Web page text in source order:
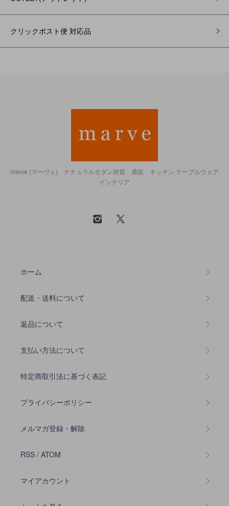
クリックポスト便 対応品
marve (マーヴェ) ナチュラルモダン雑貨 通販 キッチン テーブルウェア
インテリア
ホーム
配送・送料について
返品について
支払い方法について
特定商取引法に基づく表記
プライバシーポリシー
メルマガ登録・解除
RSS / ATOM
マイアカウント